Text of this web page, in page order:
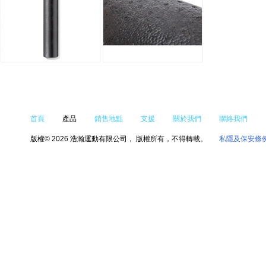
首頁 產品 銷售地點 支援 關於我們 聯絡我們
版權© 2026 浩瀚運動有限公司， 版權所有，不得轉載。 私隱及保安條